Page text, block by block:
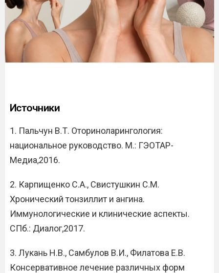
Источники
1. Пальчун В.Т. Оториноларингология:
национальное руководство. М.: ГЭОТАР-
Медиа,2016.
2. Карпищенко С.А., Свистушкин С.М.
Хронический тонзиллит и ангина.
Иммунологические и клинические аспекты.
СПб.: Диалог,2017.
3. Лукань Н.В., Самбулов В.И., Филатова Е.В.
Консервативное лечение различных форм